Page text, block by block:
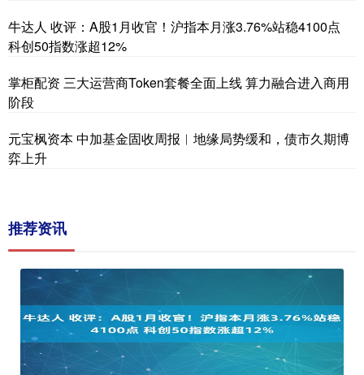
牛达人 收评：A股1月收官！沪指本月涨3.76%站稳4100点
科创50指数涨超12%
掌柜配资 三大运营商Token套餐全面上线 算力融合进入商用
阶段
元宝枫资本 中加基金固收周报︱地缘局势缓和，债市久期博
弈上升
推荐资讯